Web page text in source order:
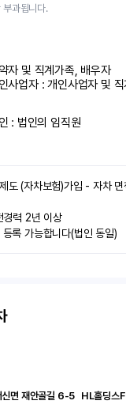
부과됩니다.
자 및 직계가족, 배우자
사업자 : 개인사업자 및
: 법인의 임직원
도 (자차보험)가입 - 자차
경력 2년 이상
록 가능합니다(법인 동일)
길 6-5	 HL홀딩스Flee t-ON 화